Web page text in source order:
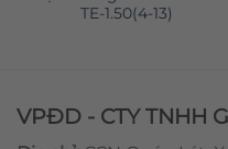
TE-1.50(4-13)
VPĐD - CTY TNHH